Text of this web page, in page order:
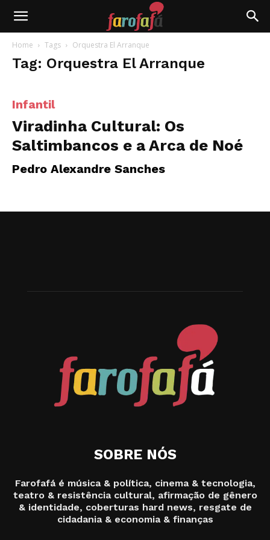
Farofafá
Home Tags Orquestra El Arranque
Tag: Orquestra El Arranque
Infantil
Viradinha Cultural: Os
Saltimbancos e a Arca de Noé
Pedro Alexandre Sanches
SOBRE NÓS
Farofafá é música & política, cinema & tecnologia,
teatro & resistência cultural, afirmação de gênero
& identidade, coberturas hard news, resgate de
cidadania & economia & finanças